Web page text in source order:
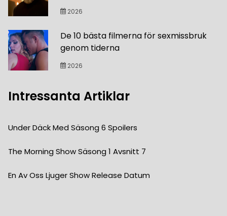
2026
De 10 bästa filmerna för sexmissbruk
genom tiderna
2026
Intressanta Artiklar
Under Däck Med Säsong 6 Spoilers
The Morning Show Säsong 1 Avsnitt 7
En Av Oss Ljuger Show Release Datum